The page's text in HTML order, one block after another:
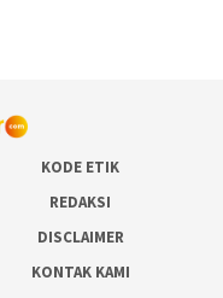
KODE ETIK
REDAKSI
DISCLAIMER
KONTAK KAMI